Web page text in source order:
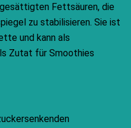
Fettsäuren, die
zu stabilisieren. Sie ist
und kann als
Zutat für Smoothies